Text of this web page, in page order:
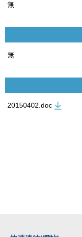
無
無
20150402.doc